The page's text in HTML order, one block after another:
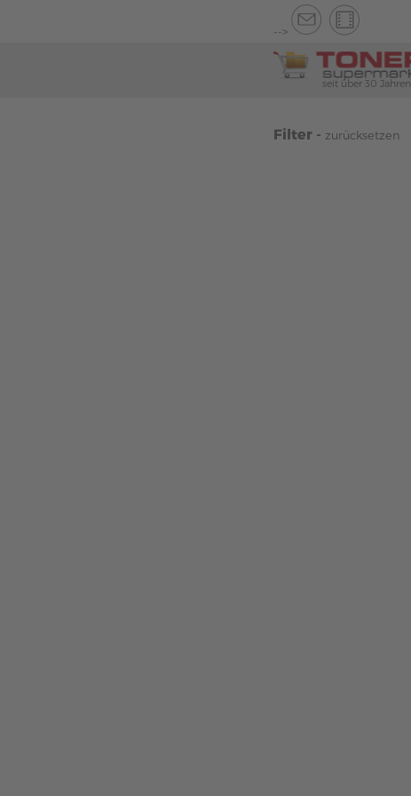
-->
seit über 30 Jahren
Filter - zurücksetzen